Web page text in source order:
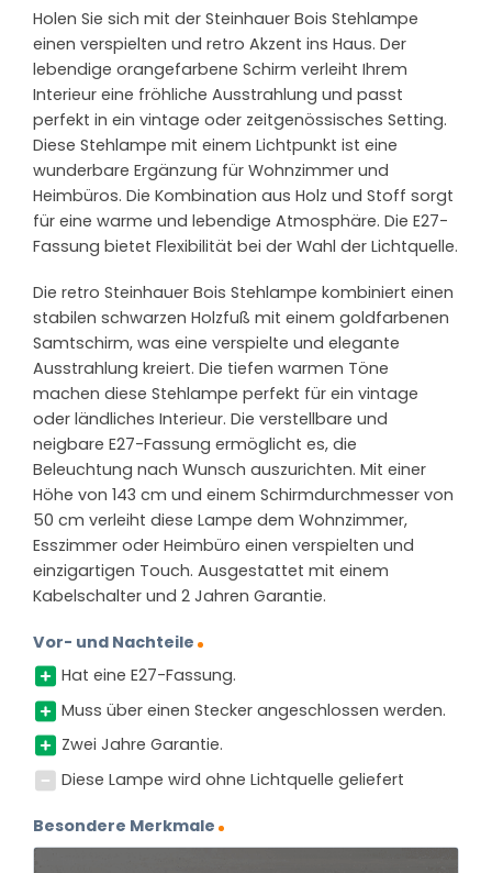
Holen Sie sich mit der Steinhauer Bois Stehlampe
einen verspielten und retro Akzent ins Haus. Der
lebendige orangefarbene Schirm verleiht Ihrem
Interieur eine fröhliche Ausstrahlung und passt
perfekt in ein vintage oder zeitgenössisches Setting.
Diese Stehlampe mit einem Lichtpunkt ist eine
wunderbare Ergänzung für Wohnzimmer und
Heimbüros. Die Kombination aus Holz und Stoff sorgt
für eine warme und lebendige Atmosphäre. Die E27-
Fassung bietet Flexibilität bei der Wahl der Lichtquelle.
Die retro Steinhauer Bois Stehlampe kombiniert einen
stabilen schwarzen Holzfuß mit einem goldfarbenen
Samtschirm, was eine verspielte und elegante
Ausstrahlung kreiert. Die tiefen warmen Töne
machen diese Stehlampe perfekt für ein vintage
oder ländliches Interieur. Die verstellbare und
neigbare E27-Fassung ermöglicht es, die
Beleuchtung nach Wunsch auszurichten. Mit einer
Höhe von 143 cm und einem Schirmdurchmesser von
50 cm verleiht diese Lampe dem Wohnzimmer,
Esszimmer oder Heimbüro einen verspielten und
einzigartigen Touch. Ausgestattet mit einem
Kabelschalter und 2 Jahren Garantie.
Vor- und Nachteile
Hat eine E27-Fassung.
Muss über einen Stecker angeschlossen werden.
Zwei Jahre Garantie.
Diese Lampe wird ohne Lichtquelle geliefert
Besondere Merkmale